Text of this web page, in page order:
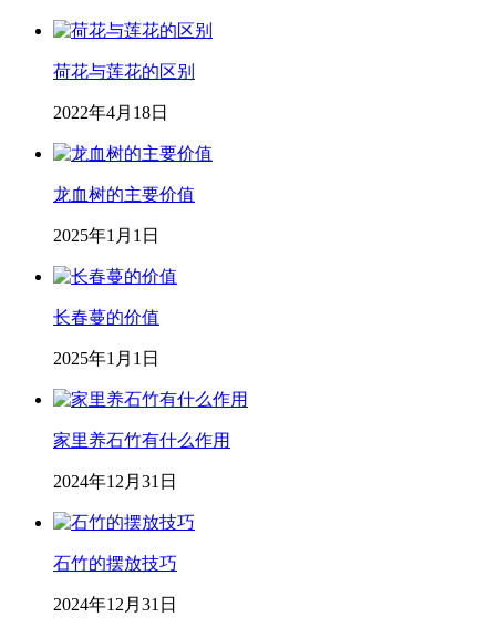
荷花与莲花的区别
2022年4月18日
龙血树的主要价值
2025年1月1日
长春蔓的价值
2025年1月1日
家里养石竹有什么作用
2024年12月31日
石竹的摆放技巧
2024年12月31日